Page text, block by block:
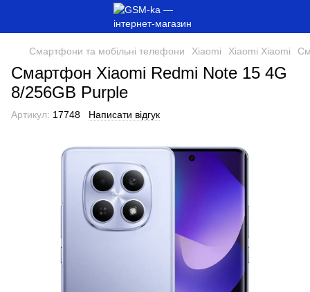
Смартфони та мобільні телефони Xiaomi Xiaomi Xiaomi
Смартфон Xiaomi Redmi Note 15 4G
8/256GB Purple
Артикул: 17748 Написати відгук